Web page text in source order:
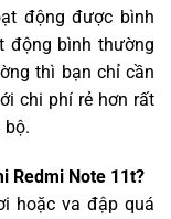
động được bình
động bình thường
thì bạn chỉ cần
chi phí rẻ hơn rất
bộ.
Redmi Note 11t?
hoặc va đập quá